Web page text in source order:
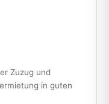
Zuzug und
in guten